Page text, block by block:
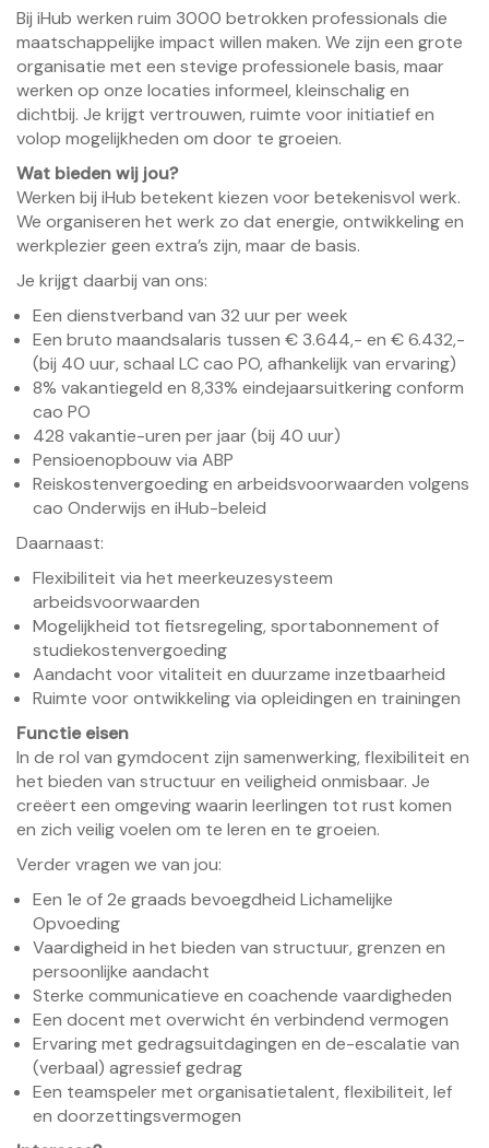
Bij iHub werken ruim 3000 betrokken professionals die
maatschappelijke impact willen maken. We zijn een grote
organisatie met een stevige professionele basis, maar
werken op onze locaties informeel, kleinschalig en
dichtbij. Je krijgt vertrouwen, ruimte voor initiatief en
volop mogelijkheden om door te groeien.
Wat bieden wij jou?
Werken bij iHub betekent kiezen voor betekenisvol werk.
We organiseren het werk zo dat energie, ontwikkeling en
werkplezier geen extra’s zijn, maar de basis.
Je krijgt daarbij van ons:
Een dienstverband van 32 uur per week
Een bruto maandsalaris tussen € 3.644,- en € 6.432,-
(bij 40 uur, schaal LC cao PO, afhankelijk van ervaring)
8% vakantiegeld en 8,33% eindejaarsuitkering conform
cao PO
428 vakantie-uren per jaar (bij 40 uur)
Pensioenopbouw via ABP
Reiskostenvergoeding en arbeidsvoorwaarden volgens
cao Onderwijs en iHub-beleid
Daarnaast:
Flexibiliteit via het meerkeuzesysteem
arbeidsvoorwaarden
Mogelijkheid tot fietsregeling, sportabonnement of
studiekostenvergoeding
Aandacht voor vitaliteit en duurzame inzetbaarheid
Ruimte voor ontwikkeling via opleidingen en trainingen
Functie eisen
In de rol van gymdocent zijn samenwerking, flexibiliteit en
het bieden van structuur en veiligheid onmisbaar. Je
creëert een omgeving waarin leerlingen tot rust komen
en zich veilig voelen om te leren en te groeien.
Verder vragen we van jou:
Een 1e of 2e graads bevoegdheid Lichamelijke
Opvoeding
Vaardigheid in het bieden van structuur, grenzen en
persoonlijke aandacht
Sterke communicatieve en coachende vaardigheden
Een docent met overwicht én verbindend vermogen
Ervaring met gedragsuitdagingen en de-escalatie van
(verbaal) agressief gedrag
Een teamspeler met organisatietalent, flexibiliteit, lef
en doorzettingsvermogen